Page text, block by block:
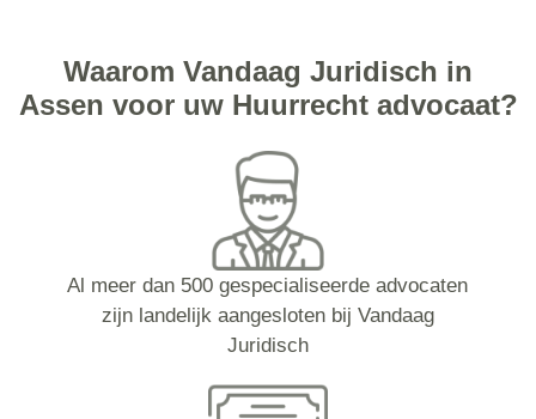
Waarom Vandaag Juridisch in
Assen voor uw Huurrecht advocaat?
Al meer dan 500 gespecialiseerde advocaten
zijn landelijk aangesloten bij Vandaag
Juridisch